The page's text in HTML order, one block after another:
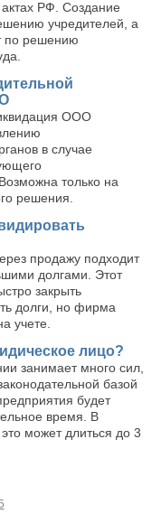
РФ. Создание
учредителей, а
по решению
ООО
в случае
только на
решения.
продажу подходит
долгами. Этот
закрыть
долги, но фирма
учете.
лицо?
занимает много сил,
базой
будет
время. В
может длиться до 3